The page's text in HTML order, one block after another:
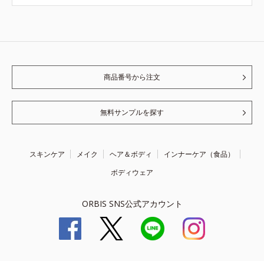
商品番号から注文
無料サンプルを探す
スキンケア メイク ヘア＆ボディ
インナーケア（食品）
ボディウェア
ORBIS SNS公式アカウント